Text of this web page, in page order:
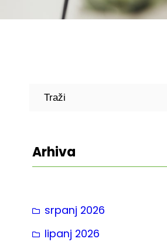
a
Arhiva
srpanj 2026
lipanj 2026